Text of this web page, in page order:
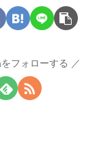
フォローする